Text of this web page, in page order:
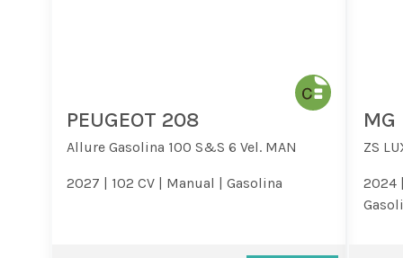
PEUGEOT 208
Allure Gasolina 100 S&S 6 Vel. MAN
2027 | 102 CV | Manual | Gasolina
MG
ZS
2024